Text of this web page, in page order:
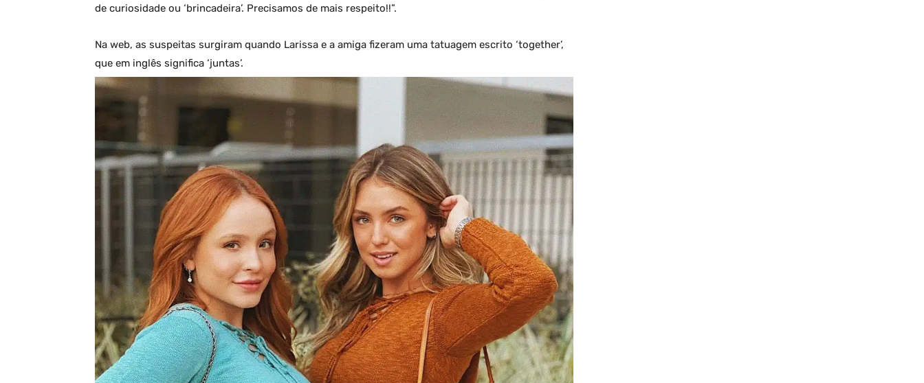
de curiosidade ou ‘brincadeira’. Precisamos de mais respeito!!”.
Na web, as suspeitas surgiram quando Larissa e a amiga fizeram uma tatuagem escrito ‘together’,
que em inglês significa ‘juntas’.